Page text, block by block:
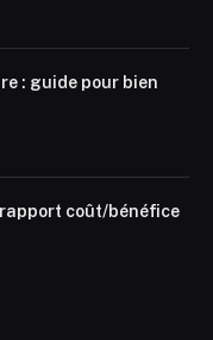
: guide pour bien
coût/bénéfice